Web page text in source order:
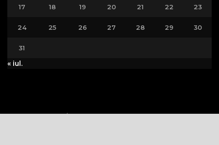
17 18 19 20 21 22 23
24 25 26 27 28 29 30
31
« iul.